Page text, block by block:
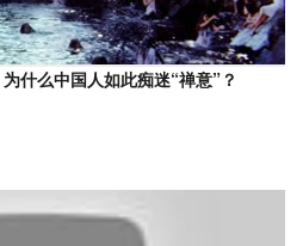
什么中国人如此痴迷“禅意”？